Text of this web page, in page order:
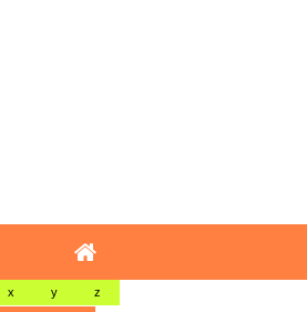
x y z